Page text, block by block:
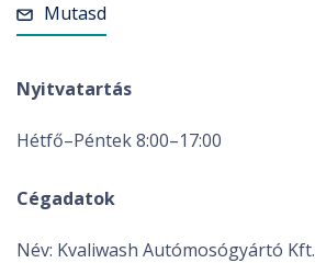
Mutasd
Nyitvatartás
Hétfő–Péntek 8:00–17:00
Cégadatok
Név: Kvaliwash Autómosógyártó Kft.